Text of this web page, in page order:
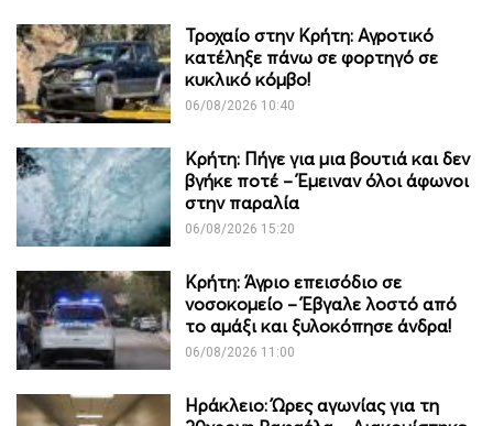
Τροχαίο στην Κρήτη: Αγροτικό
κατέληξε πάνω σε φορτηγό σε
κυκλικό κόμβο!
06/08/2026 10:40
Κρήτη: Πήγε για μια βουτιά και δεν
βγήκε ποτέ – Έμειναν όλοι άφωνοι
στην παραλία
06/08/2026 15:20
Κρήτη: Άγριο επεισόδιο σε
νοσοκομείο – Έβγαλε λοστό από
το αμάξι και ξυλοκόπησε άνδρα!
06/08/2026 11:00
Ηράκλειο: Ώρες αγωνίας για τη